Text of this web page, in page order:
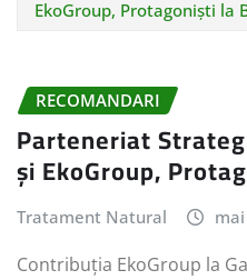
EkoGroup, Protagoniști la
RECOMANDARI
Parteneriat
și EkoGroup,
Tratament Natural
Contribuția EkoGroup la